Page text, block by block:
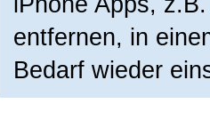
entfernen, in
Bedarf wieder